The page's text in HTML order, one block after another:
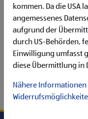
Leider konnte der
kommen. Da die USA
angemessenes
aufgrund der
durch US-Behörden,
Einwilligung umfasst
diese Übermittlung in
Nähere